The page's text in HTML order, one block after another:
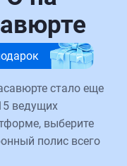
стало еще
ведущих
выберите
полис всего